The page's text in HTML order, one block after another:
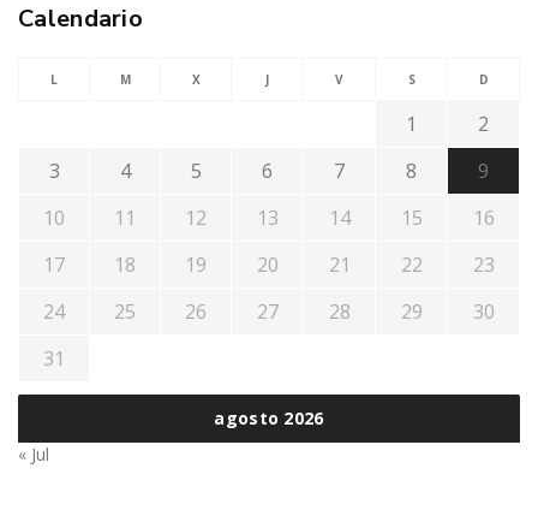
Calendario
agosto 2026
L M X J V S D
1
2
3
4 5 6 7 8
9
10
11 12 13 14 15
16
17
18 19 20 21 22
23
24
25 26 27 28 29
30
31
« Jul